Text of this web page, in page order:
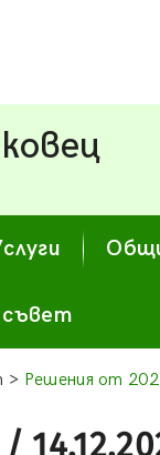
> Решения от